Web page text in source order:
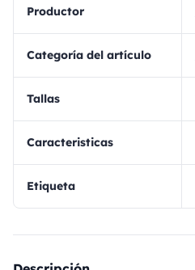
Productor
Categoría del artículo
Tallas
Caracteristicas
Etiqueta